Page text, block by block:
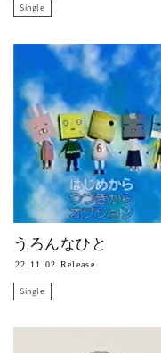
Single
うろんなひと
22.11.02 Release
Single